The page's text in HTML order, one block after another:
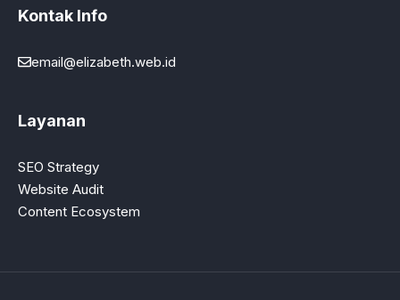
Kontak Info
email@elizabeth.web.id
Layanan
SEO Strategy
Website Audit
Content Ecosystem